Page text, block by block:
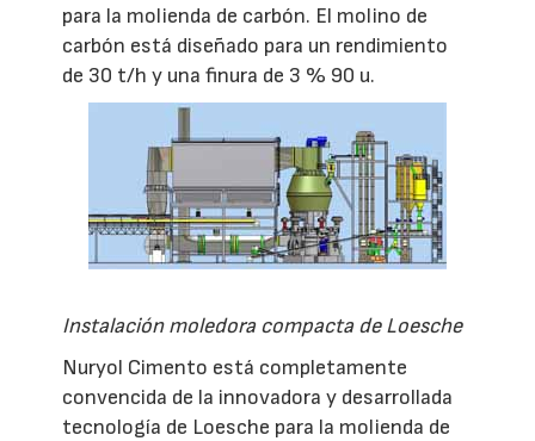
para la molienda de carbón. El molino de
carbón está diseñado para un rendimiento
de 30 t/h y una finura de 3 % 90 u.
Instalación moledora compacta de Loesche
Nuryol Cimento está completamente
convencida de la innovadora y desarrollada
tecnología de Loesche para la molienda de